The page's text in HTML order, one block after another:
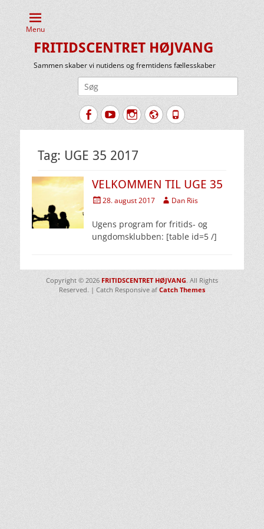
Menu
FRITIDSCENTRET HØJVANG
Sammen skaber vi nutidens og fremtidens fællesskaber
FacebookYouTubeInstagram
Website
Tlf.
Tag: UGE 35 2017
VELKOMMEN TIL UGE 35
Udgivet
28. august 2017 Forfatter
Dan Riis
Ugens program for fritids- og
ungdomsklubben: [table id=5 /]
Copyright © 2026 FRITIDSCENTRET HØJVANG. All Rights
Reserved. | Catch Responsive af Catch Themes